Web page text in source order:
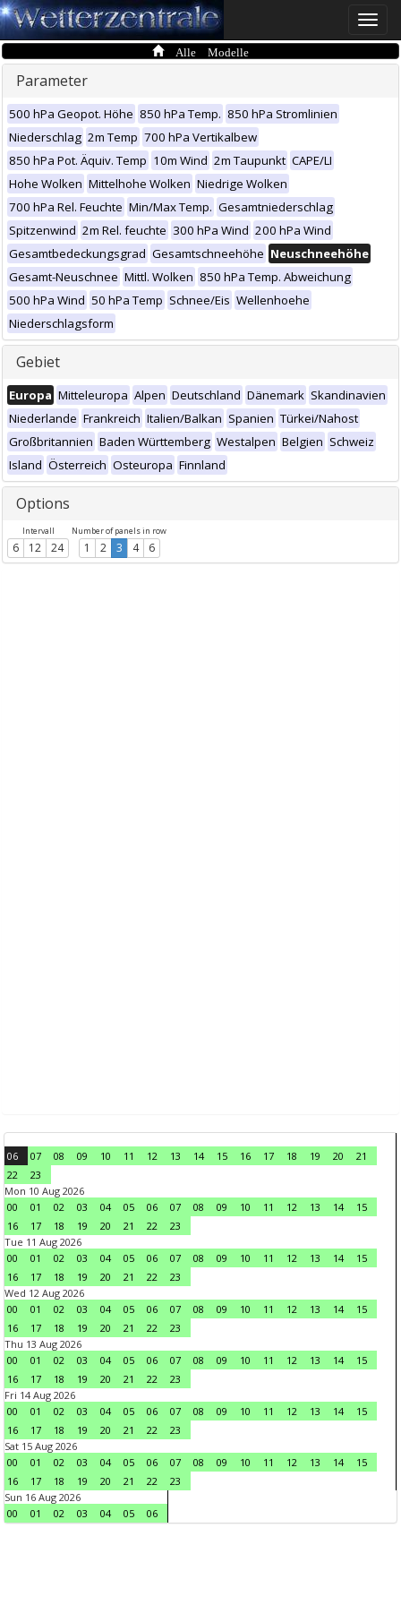
Toggle
Alle Modelle
Parameter
500 hPa Geopot. Höhe 850 hPa Temp. 850 hPa Stromlinien
Niederschlag 2m Temp 700 hPa Vertikalbew
850 hPa Pot. Äquiv. Temp 10m Wind 2m Taupunkt CAPE/LI
Hohe Wolken Mittelhohe Wolken Niedrige Wolken
700 hPa Rel. Feuchte Min/Max Temp. Gesamtniederschlag
Spitzenwind 2m Rel. feuchte 300 hPa Wind 200 hPa Wind
Gesamtbedeckungsgrad Gesamtschneehöhe Neuschneehöhe
Gesamt-Neuschnee Mittl. Wolken 850 hPa Temp. Abweichung
500 hPa Wind 50 hPa Temp Schnee/Eis Wellenhoehe
Niederschlagsform
Gebiet
Europa Mitteleuropa Alpen Deutschland Dänemark Skandinavien
Niederlande Frankreich Italien/Balkan Spanien Türkei/Nahost
Großbritannien Baden Württemberg Westalpen Belgien Schweiz
Island Österreich Osteuropa Finnland
Options
Intervall
6 12 24
Number of panels in row
1 2 3 4 6
06 07 08 09 10 11 12 13 14 15 16 17 18 19 20
21
22
23
Mon 10 Aug 2026
00
01 02 03 04 05 06 07 08 09 10 11 12 13 14
15
16
17 18 19 20 21 22
23
Tue 11 Aug 2026
00
01 02 03 04 05 06 07 08 09 10 11 12 13 14
15
16
17 18 19 20 21 22
23
Wed 12 Aug 2026
00
01 02 03 04 05 06 07 08 09 10 11 12 13 14
15
16
17 18 19 20 21 22
23
Thu 13 Aug 2026
00
01 02 03 04 05 06 07 08 09 10 11 12 13 14
15
16
17 18 19 20 21 22
23
Fri 14 Aug 2026
00
01 02 03 04 05 06 07 08 09 10 11 12 13 14
15
16
17 18 19 20 21 22
23
Sat 15 Aug 2026
00
01 02 03 04 05 06 07 08 09 10 11 12 13 14
15
16
17 18 19 20 21 22
23
Sun 16 Aug 2026
00
01 02 03 04 05 06